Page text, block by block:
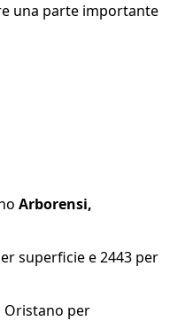
una parte importante
Arborensi,
superficie e 2443 per
Oristano per